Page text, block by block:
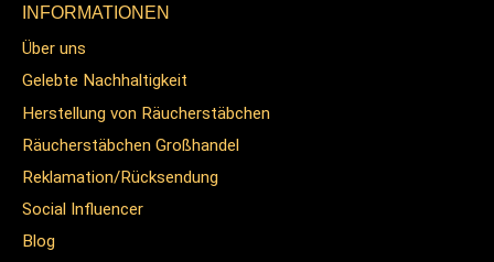
INFORMATIONEN
Über uns
Gelebte Nachhaltigkeit
Herstellung von Räucherstäbchen
Räucherstäbchen Großhandel
Reklamation/Rücksendung
Social Influencer
Blog